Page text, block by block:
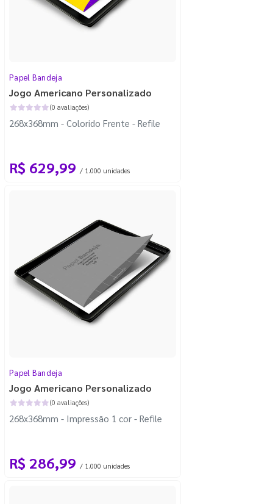
Papel Bandeja
Jogo Americano Personalizado
(0 avaliações)
268x368mm - Colorido Frente - Refile
R$ 629,99 / 1.000 unidades
Papel Bandeja
Jogo Americano Personalizado
(0 avaliações)
268x368mm - Impressão 1 cor - Refile
R$ 286,99 / 1.000 unidades